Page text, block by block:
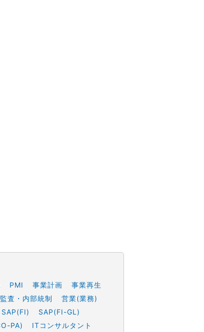
PMI 事業計画
事業再生
監査・内部統制
営業(業務)
SAP(FI)
SAP(FI-GL)
PA)
ITコンサルタント